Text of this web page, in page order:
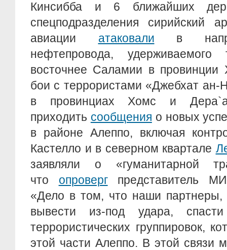
Кинсибба и 6 ближайших
спецподразделения сирийский
авиации атаковали в
нефтепровода, удерживаемого
восточнее Саламии в
бои с террористами «Джебхат ан-
в провинциах Хомс и
приходить сообщения о новых
в районе Алеппо, включая
Кастелло и в северном квартале
заявляли о «гуманитарной
что опровергпредставитель
«Дело в том, что наши партнеры,
вывести из-под удара,
террористических группировок,
этой части Алеппо. В этой связи